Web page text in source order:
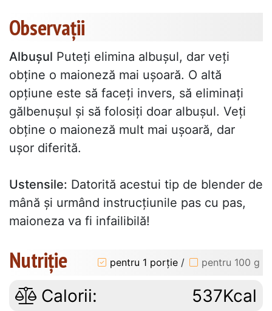
Observații
Albușul Puteți elimina albușul, dar veți
obține o maioneză mai ușoară. O altă
opțiune este să faceți invers, să eliminați
gălbenușul și să folosiți doar albușul. Veți
obține o maioneză mult mai ușoară, dar
ușor diferită.
Ustensile: Datorită acestui tip de blender de
mână și urmând instrucțiunile pas cu pas,
maioneza va fi infailibilă!
Nutriție pentru 1 porție / pentru 100 g
Calorii: 537Kcal